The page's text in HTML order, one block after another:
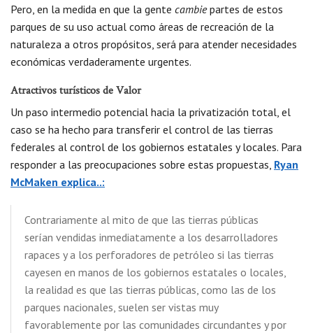
Pero, en la medida en que la gente cambiepartes de estos
parques de su uso actual como áreas de recreación de la
naturaleza a otros propósitos, será para atender necesidades
económicas verdaderamente urgentes.
Atractivos turísticos de Valor
Un paso intermedio potencial hacia la privatización total, el
caso se ha hecho para transferir el control de las tierras
federales al control de los gobiernos estatales y locales. Para
responder a las preocupaciones sobre estas propuestas, Ryan
McMaken explica..:
Contrariamente al mito de que las tierras públicas
serían vendidas inmediatamente a los desarrolladores
rapaces y a los perforadores de petróleo si las tierras
cayesen en manos de los gobiernos estatales o locales,
la realidad es que las tierras públicas, como las de los
parques nacionales, suelen ser vistas muy
favorablemente por las comunidades circundantes y por